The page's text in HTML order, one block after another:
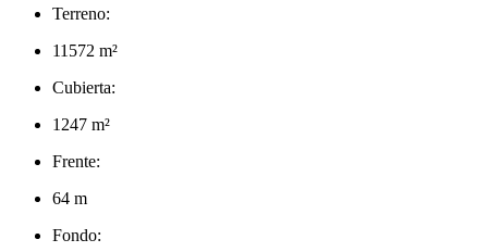
Terreno:
11572 m²
Cubierta:
1247 m²
Frente:
64 m
Fondo: